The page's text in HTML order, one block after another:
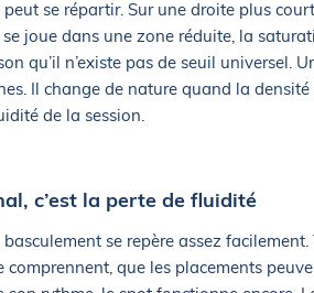
se répartir. Sur une droite plus
joue dans une zone réduite, la
qu’il n’existe pas de seuil universel.
Il change de nature quand la
de la session.
c’est la perte de fluidité
basculement se repère assez
comprennent, que les placements